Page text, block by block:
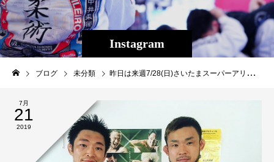
Instagram
ブログ 未分類 昨日は来週7/28(日)さいたまスーパーアリーナで行われるRIZIN.17に出場する扇久保博正（パラエストラ松戸/現修斗フライ級世界チャンピオン）と内藤のび太の練習にお邪魔して来ました！ しかし強い、 いい仕上がり、非常に楽しみな一戦です。 皆様応援よろしくお願い致します！ #扇久保博正 #パラエストラ松戸 #shooto #RIZIN
7月
21
2019